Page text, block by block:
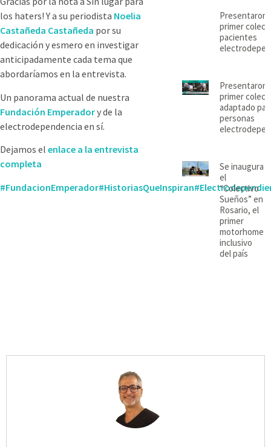
los haters! Y a su periodista Noelia
Castañeda Castañeda por su
dedicación y esmero en investigar
anticipadamente cada tema que
abordaríamos en la entrevista.
Un panorama actual de nuestra
Fundación Emperadory de la
electrodependencia en sí.
Dejamos el enlace a la entrevista
completa
#FundacionEmperador#HistoriasQueInspiran
Presentaron
primer
pacientes
Presentaron
primer
adaptado
personas
Se inaugura
el
“Colectivo
Sueños” en
Rosario, el
primer
motorhome
inclusivo
del país